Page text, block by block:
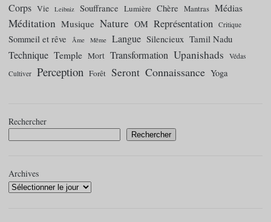
Corps Vie Leibniz Souffrance Lumière Chère Mantras Médias
Méditation Musique Nature OM Représentation Critique
Sommeil et rêve Âme Même Langue Silencieux Tamil Nadu
Technique Temple Mort Transformation Upanishads
Védas
Cultiver Perception Forêt Seront Connaissance Yoga
Rechercher
Rechercher
Archives